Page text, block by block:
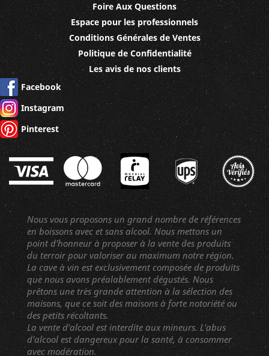
Foire Aux Questions
Espace pour les professionnels
Conditions Générales de Ventes
Politique de Confidentialité
Les avis de nos clients
Facebook
Instagram
Pinterest
Nous vous proposons un grand nombre de références
en boissons avec et sans alcool. Nous mettons un
point d'honneur à proposer à la vente des produits
du terroir pour valoriser au maximum notre région.
La cave à vin est exclusivement composée de produits
que nous avons préalablement dégustés. Nous
prêtons une très grande attention à la sélection des
maisons, que ce soit des maisons à forte notoriété ou
des petits récoltants.
La vente d'alcool est interdite aux mineurs. L'abus
d'alcool est dangereux pour la santé, à consommer
avec modération.